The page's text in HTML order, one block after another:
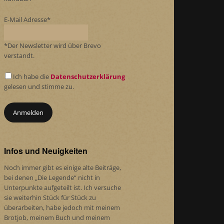
E-Mail Adresse*
*Der Newsletter wird über Brevo
verstandt.
Ich habe die Datenschutzerklärung
gelesen und stimme zu.
Infos und Neuigkeiten
Noch immer gibt es einige alte Beiträge,
bei denen „Die Legende“ nicht in
Unterpunkte aufgeteilt ist. Ich versuche
sie weiterhin Stück für Stück zu
überarbeiten, habe jedoch mit meinem
Brotjob, meinem Buch und meinem